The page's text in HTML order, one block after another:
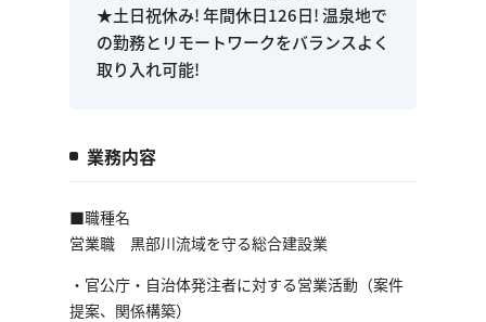
★土日祝休み! 年間休日126日! 温泉地で
の勤務とリモートワークをバランスよく
取り入れ可能!
業務内容
■職種名
営業職 黒部川流域を守る総合建設業
・官公庁・自治体発注者に対する営業活動（案件
提案、関係構築）